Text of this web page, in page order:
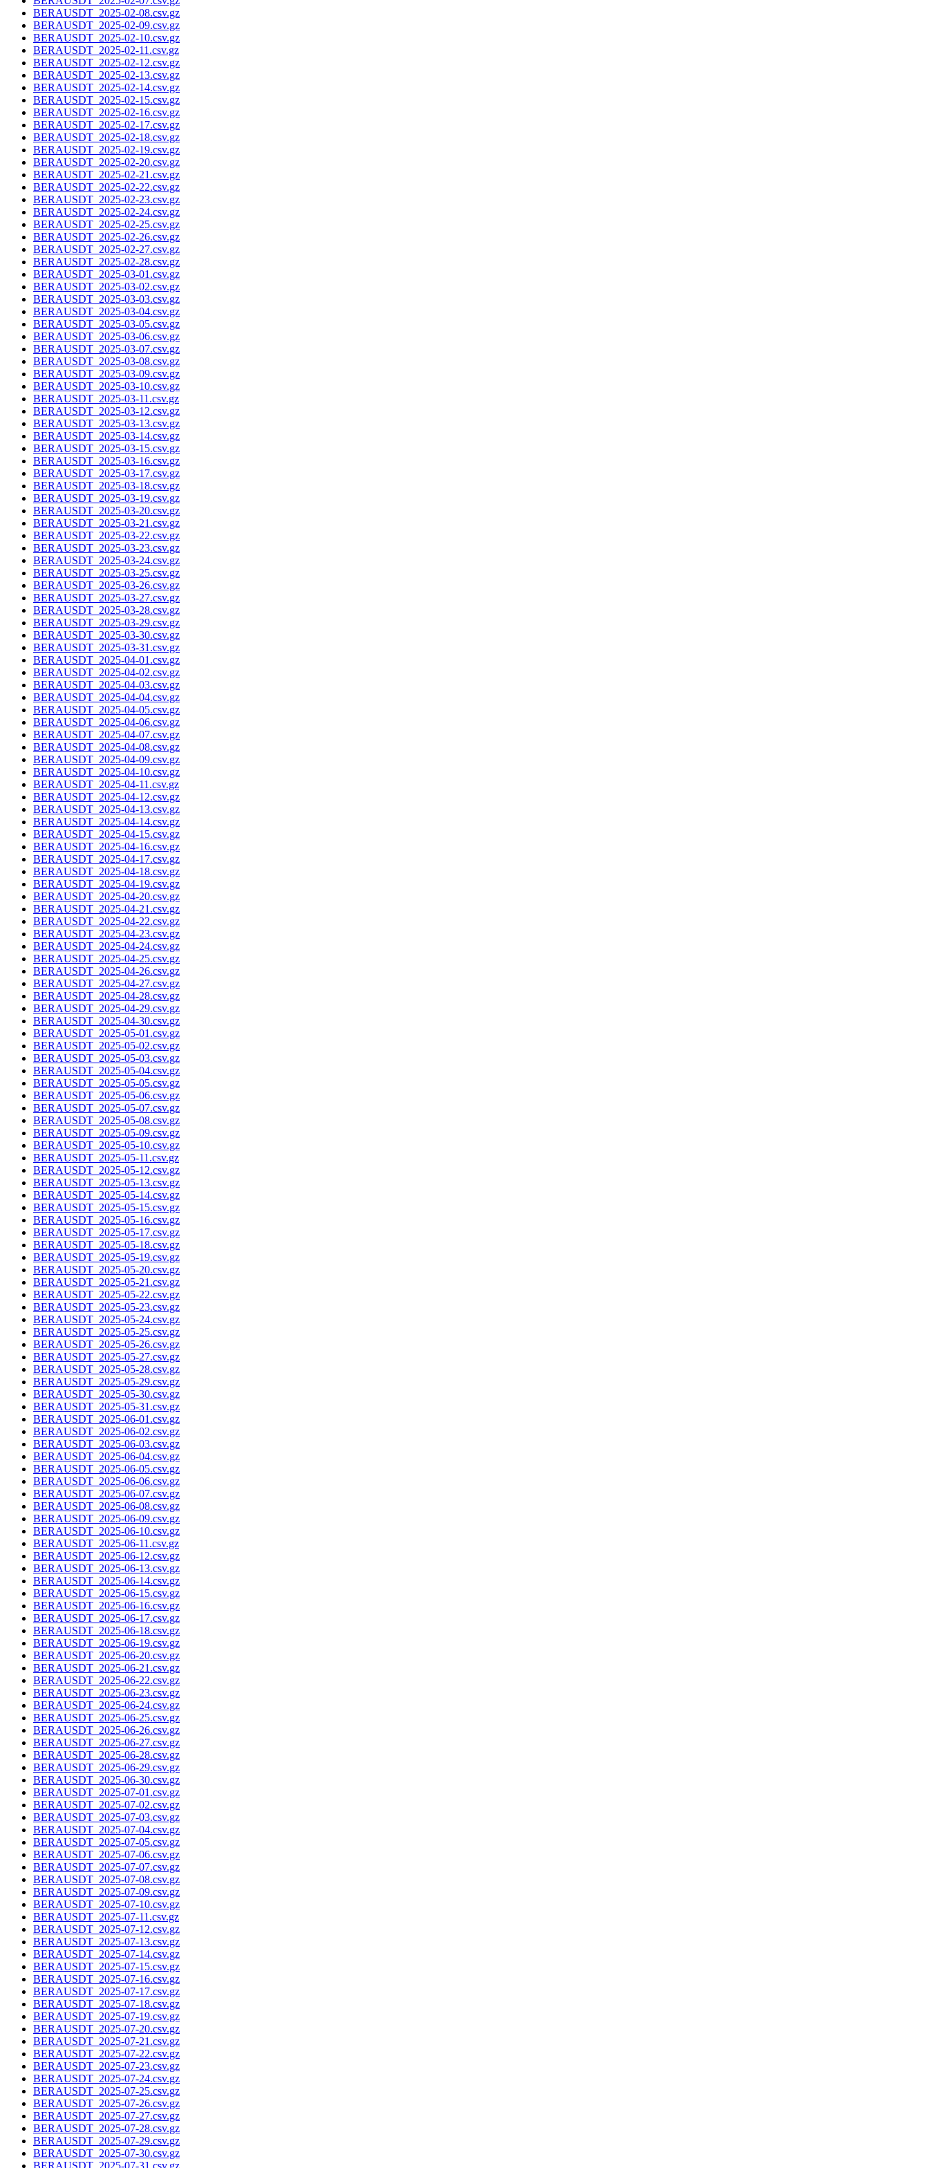
BERAUSDT_2025-02-08.csv.gz
BERAUSDT_2025-02-09.csv.gz
BERAUSDT_2025-02-10.csv.gz
BERAUSDT_2025-02-11.csv.gz
BERAUSDT_2025-02-12.csv.gz
BERAUSDT_2025-02-13.csv.gz
BERAUSDT_2025-02-14.csv.gz
BERAUSDT_2025-02-15.csv.gz
BERAUSDT_2025-02-16.csv.gz
BERAUSDT_2025-02-17.csv.gz
BERAUSDT_2025-02-18.csv.gz
BERAUSDT_2025-02-19.csv.gz
BERAUSDT_2025-02-20.csv.gz
BERAUSDT_2025-02-21.csv.gz
BERAUSDT_2025-02-22.csv.gz
BERAUSDT_2025-02-23.csv.gz
BERAUSDT_2025-02-24.csv.gz
BERAUSDT_2025-02-25.csv.gz
BERAUSDT_2025-02-26.csv.gz
BERAUSDT_2025-02-27.csv.gz
BERAUSDT_2025-02-28.csv.gz
BERAUSDT_2025-03-01.csv.gz
BERAUSDT_2025-03-02.csv.gz
BERAUSDT_2025-03-03.csv.gz
BERAUSDT_2025-03-04.csv.gz
BERAUSDT_2025-03-05.csv.gz
BERAUSDT_2025-03-06.csv.gz
BERAUSDT_2025-03-07.csv.gz
BERAUSDT_2025-03-08.csv.gz
BERAUSDT_2025-03-09.csv.gz
BERAUSDT_2025-03-10.csv.gz
BERAUSDT_2025-03-11.csv.gz
BERAUSDT_2025-03-12.csv.gz
BERAUSDT_2025-03-13.csv.gz
BERAUSDT_2025-03-14.csv.gz
BERAUSDT_2025-03-15.csv.gz
BERAUSDT_2025-03-16.csv.gz
BERAUSDT_2025-03-17.csv.gz
BERAUSDT_2025-03-18.csv.gz
BERAUSDT_2025-03-19.csv.gz
BERAUSDT_2025-03-20.csv.gz
BERAUSDT_2025-03-21.csv.gz
BERAUSDT_2025-03-22.csv.gz
BERAUSDT_2025-03-23.csv.gz
BERAUSDT_2025-03-24.csv.gz
BERAUSDT_2025-03-25.csv.gz
BERAUSDT_2025-03-26.csv.gz
BERAUSDT_2025-03-27.csv.gz
BERAUSDT_2025-03-28.csv.gz
BERAUSDT_2025-03-29.csv.gz
BERAUSDT_2025-03-30.csv.gz
BERAUSDT_2025-03-31.csv.gz
BERAUSDT_2025-04-01.csv.gz
BERAUSDT_2025-04-02.csv.gz
BERAUSDT_2025-04-03.csv.gz
BERAUSDT_2025-04-04.csv.gz
BERAUSDT_2025-04-05.csv.gz
BERAUSDT_2025-04-06.csv.gz
BERAUSDT_2025-04-07.csv.gz
BERAUSDT_2025-04-08.csv.gz
BERAUSDT_2025-04-09.csv.gz
BERAUSDT_2025-04-10.csv.gz
BERAUSDT_2025-04-11.csv.gz
BERAUSDT_2025-04-12.csv.gz
BERAUSDT_2025-04-13.csv.gz
BERAUSDT_2025-04-14.csv.gz
BERAUSDT_2025-04-15.csv.gz
BERAUSDT_2025-04-16.csv.gz
BERAUSDT_2025-04-17.csv.gz
BERAUSDT_2025-04-18.csv.gz
BERAUSDT_2025-04-19.csv.gz
BERAUSDT_2025-04-20.csv.gz
BERAUSDT_2025-04-21.csv.gz
BERAUSDT_2025-04-22.csv.gz
BERAUSDT_2025-04-23.csv.gz
BERAUSDT_2025-04-24.csv.gz
BERAUSDT_2025-04-25.csv.gz
BERAUSDT_2025-04-26.csv.gz
BERAUSDT_2025-04-27.csv.gz
BERAUSDT_2025-04-28.csv.gz
BERAUSDT_2025-04-29.csv.gz
BERAUSDT_2025-04-30.csv.gz
BERAUSDT_2025-05-01.csv.gz
BERAUSDT_2025-05-02.csv.gz
BERAUSDT_2025-05-03.csv.gz
BERAUSDT_2025-05-04.csv.gz
BERAUSDT_2025-05-05.csv.gz
BERAUSDT_2025-05-06.csv.gz
BERAUSDT_2025-05-07.csv.gz
BERAUSDT_2025-05-08.csv.gz
BERAUSDT_2025-05-09.csv.gz
BERAUSDT_2025-05-10.csv.gz
BERAUSDT_2025-05-11.csv.gz
BERAUSDT_2025-05-12.csv.gz
BERAUSDT_2025-05-13.csv.gz
BERAUSDT_2025-05-14.csv.gz
BERAUSDT_2025-05-15.csv.gz
BERAUSDT_2025-05-16.csv.gz
BERAUSDT_2025-05-17.csv.gz
BERAUSDT_2025-05-18.csv.gz
BERAUSDT_2025-05-19.csv.gz
BERAUSDT_2025-05-20.csv.gz
BERAUSDT_2025-05-21.csv.gz
BERAUSDT_2025-05-22.csv.gz
BERAUSDT_2025-05-23.csv.gz
BERAUSDT_2025-05-24.csv.gz
BERAUSDT_2025-05-25.csv.gz
BERAUSDT_2025-05-26.csv.gz
BERAUSDT_2025-05-27.csv.gz
BERAUSDT_2025-05-28.csv.gz
BERAUSDT_2025-05-29.csv.gz
BERAUSDT_2025-05-30.csv.gz
BERAUSDT_2025-05-31.csv.gz
BERAUSDT_2025-06-01.csv.gz
BERAUSDT_2025-06-02.csv.gz
BERAUSDT_2025-06-03.csv.gz
BERAUSDT_2025-06-04.csv.gz
BERAUSDT_2025-06-05.csv.gz
BERAUSDT_2025-06-06.csv.gz
BERAUSDT_2025-06-07.csv.gz
BERAUSDT_2025-06-08.csv.gz
BERAUSDT_2025-06-09.csv.gz
BERAUSDT_2025-06-10.csv.gz
BERAUSDT_2025-06-11.csv.gz
BERAUSDT_2025-06-12.csv.gz
BERAUSDT_2025-06-13.csv.gz
BERAUSDT_2025-06-14.csv.gz
BERAUSDT_2025-06-15.csv.gz
BERAUSDT_2025-06-16.csv.gz
BERAUSDT_2025-06-17.csv.gz
BERAUSDT_2025-06-18.csv.gz
BERAUSDT_2025-06-19.csv.gz
BERAUSDT_2025-06-20.csv.gz
BERAUSDT_2025-06-21.csv.gz
BERAUSDT_2025-06-22.csv.gz
BERAUSDT_2025-06-23.csv.gz
BERAUSDT_2025-06-24.csv.gz
BERAUSDT_2025-06-25.csv.gz
BERAUSDT_2025-06-26.csv.gz
BERAUSDT_2025-06-27.csv.gz
BERAUSDT_2025-06-28.csv.gz
BERAUSDT_2025-06-29.csv.gz
BERAUSDT_2025-06-30.csv.gz
BERAUSDT_2025-07-01.csv.gz
BERAUSDT_2025-07-02.csv.gz
BERAUSDT_2025-07-03.csv.gz
BERAUSDT_2025-07-04.csv.gz
BERAUSDT_2025-07-05.csv.gz
BERAUSDT_2025-07-06.csv.gz
BERAUSDT_2025-07-07.csv.gz
BERAUSDT_2025-07-08.csv.gz
BERAUSDT_2025-07-09.csv.gz
BERAUSDT_2025-07-10.csv.gz
BERAUSDT_2025-07-11.csv.gz
BERAUSDT_2025-07-12.csv.gz
BERAUSDT_2025-07-13.csv.gz
BERAUSDT_2025-07-14.csv.gz
BERAUSDT_2025-07-15.csv.gz
BERAUSDT_2025-07-16.csv.gz
BERAUSDT_2025-07-17.csv.gz
BERAUSDT_2025-07-18.csv.gz
BERAUSDT_2025-07-19.csv.gz
BERAUSDT_2025-07-20.csv.gz
BERAUSDT_2025-07-21.csv.gz
BERAUSDT_2025-07-22.csv.gz
BERAUSDT_2025-07-23.csv.gz
BERAUSDT_2025-07-24.csv.gz
BERAUSDT_2025-07-25.csv.gz
BERAUSDT_2025-07-26.csv.gz
BERAUSDT_2025-07-27.csv.gz
BERAUSDT_2025-07-28.csv.gz
BERAUSDT_2025-07-29.csv.gz
BERAUSDT_2025-07-30.csv.gz
BERAUSDT_2025-07-31.csv.gz